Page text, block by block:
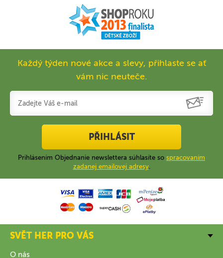
Každý týden nové akce a slevy, přihlaste se ať
vám nic neuteče.
PŘIHLÁSIT
Prihlásením Objednanie newslettera súhlasíte so spracovaním
zadanej emailovej adresy.
SVĚT HER PRO VÁS
O nás